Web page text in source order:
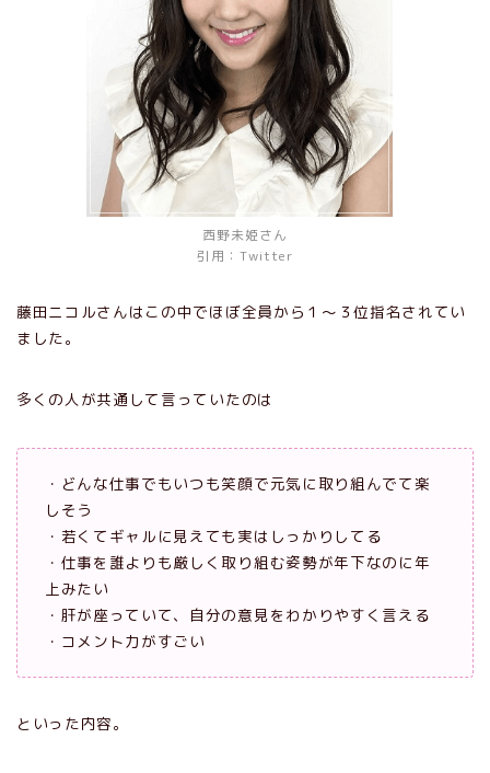
西野未姫さん
引用：Twitter
藤田ニコルさんはこの中でほぼ全員から１〜３位指名されてい
ました。
多くの人が共通して言っていたのは
・どんな仕事でもいつも笑顔で元気に取り組んでて楽
しそう
・若くてギャルに見えても実はしっかりしてる
・仕事を誰よりも厳しく取り組む姿勢が年下なのに年
上みたい
・肝が座っていて、自分の意見をわかりやすく言える
・コメント力がすごい
といった内容。